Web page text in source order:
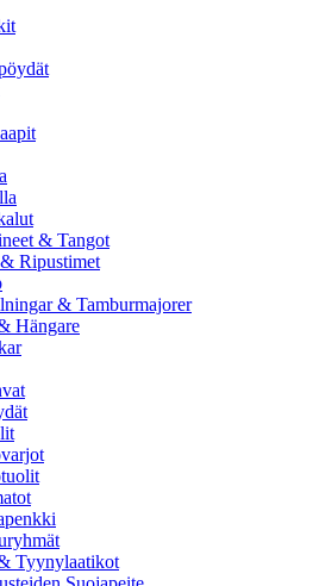
& Tangot
Ripustimet
& Tamburmajorer
Hängare
Tyynylaatikot